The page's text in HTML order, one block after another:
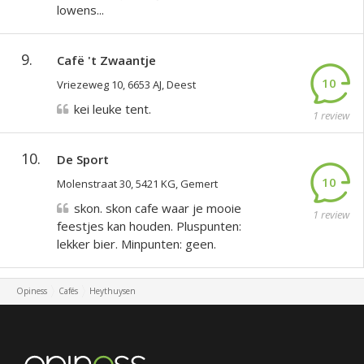
lowens...
9. Cafë 't Zwaantje
Vriezeweg 10, 6653 AJ, Deest 10
1 review
kei leuke tent.
10. De Sport
Molenstraat 30, 5421 KG, Gemert 10
1 review
skon. skon cafe waar je mooie
feestjes kan houden. Pluspunten:
lekker bier. Minpunten: geen.
Opiness Cafés Heythuysen